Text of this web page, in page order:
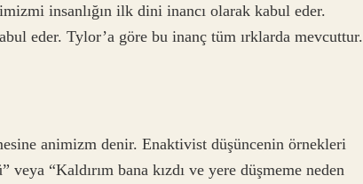
insanlığın ilk dini inancı olarak kabul eder.
eder. Tylor’a göre bu inanç tüm ırklarda mevcuttur.
animizm denir. Enaktivist düşüncenin örnekleri
“Kaldırım bana kızdı ve yere düşmeme neden